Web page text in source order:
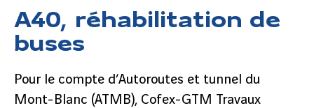
A40, réhabilitation de
buses
Pour le compte d’Autoroutes et tunnel du
Mont-Blanc (ATMB), Cofex-GTM Travaux